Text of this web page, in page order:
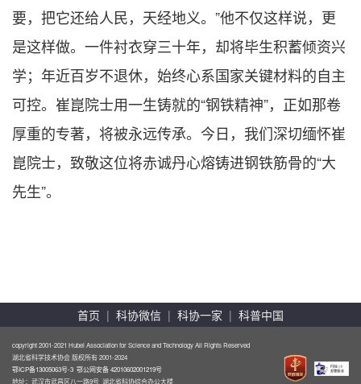
要，把它还给人民，天经地义。”他不仅这样说，更
是这样做。一件衬衣穿三十年，却将毕生积蓄倾资兴
学；年近百岁不退休，始终心系国家关键材料的自主
可控。崔崑院士用一生铸就的“钢铁精神”，正如那卷
厚重的专著，将被永远传承。今日，我们深切缅怀崔
崑院士，致敬这位将赤诚丹心熔铸进钢铁筋骨的“大
先生”。
首页 | 科协微信 | 科协一家 | 科普中国
copyright 2001-2021 Hubei Association for Science and Technology All Rights Reserved
湖北省科学技术协会 版权所有 2001-2024
鄂ICP备13005063号-3 鄂公网安备 42010602001219号
地址：武汉市武昌区八一路9号 湖北省科协综合办公大楼